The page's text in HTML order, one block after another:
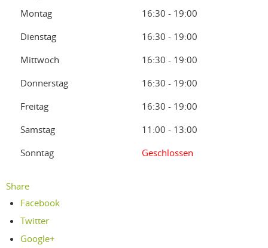
Montag
16:30 - 19:00
Dienstag
16:30 - 19:00
Mittwoch
16:30 - 19:00
Donnerstag
16:30 - 19:00
Freitag
16:30 - 19:00
Samstag
11:00 - 13:00
Sonntag
Geschlossen
Share
Facebook
Twitter
Google+